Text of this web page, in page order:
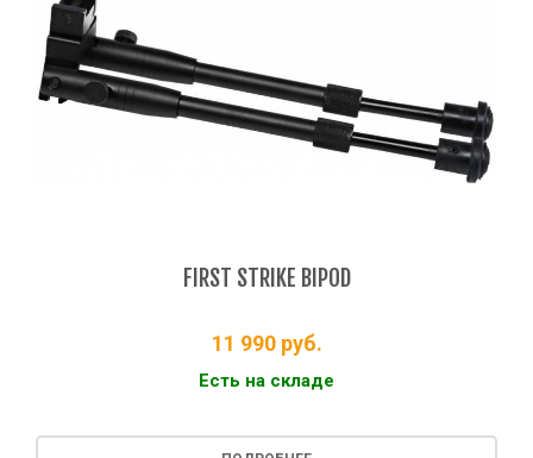
FIRST STRIKE BIPOD
11 990руб.
Есть на складе